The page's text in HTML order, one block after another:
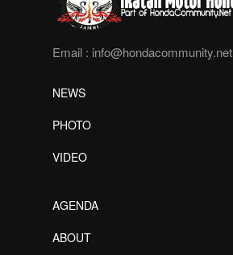
Email : info@hondacommunity.net
NEWS
PHOTO
VIDEO
AGENDA
ABOUT